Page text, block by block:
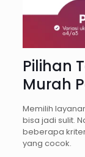
Pilihan
Murah
Memilih
bisa jadi sulit.
beberapa
yang cocok.